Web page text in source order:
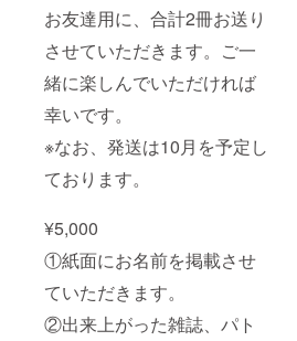
お友達用に、合計2冊お送り
させていただきます。ご一
緒に楽しんでいただければ
幸いです。
※なお、発送は10月を予定し
ております。
¥5,000
①紙面にお名前を掲載させ
ていただきます。
②出来上がった雑誌、パト